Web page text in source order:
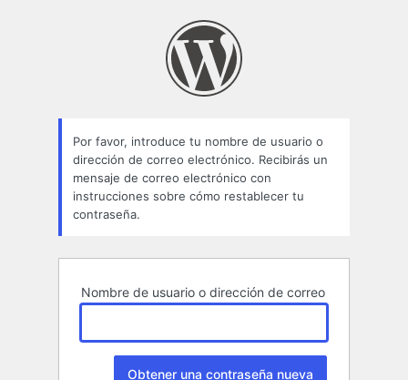
Por favor, introduce tu nombre de usuario o
dirección de correo electrónico. Recibirás un
mensaje de correo electrónico con
instrucciones sobre cómo restablecer tu
contraseña.
Nombre de usuario o dirección de correo